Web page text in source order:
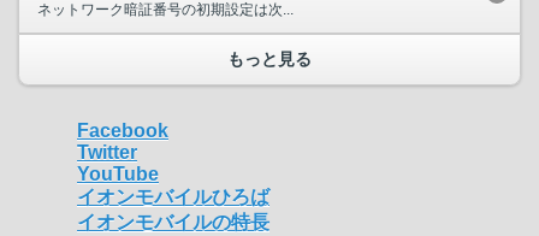
ネットワーク暗証番号の初期設定は次...
もっと見る
Facebook
Twitter
YouTube
イオンモバイルひろば
イオンモバイルの特長